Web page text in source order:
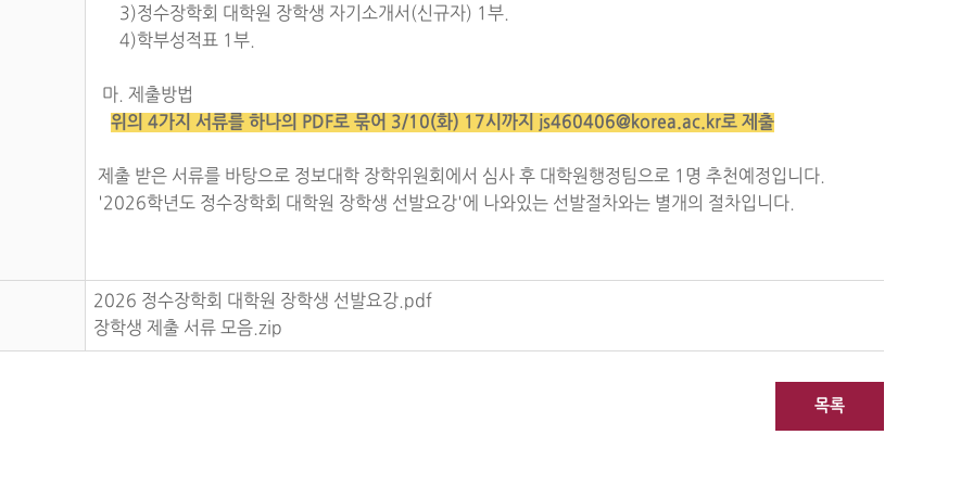
3)정수장학회 대학원 장학생 자기소개서(신규자) 1부.
4)학부성적표 1부.
마. 제출방법
위의 4가지 서류를 하나의 PDF로 묶어 3/10(화) 17시까지 js460406@korea.ac.kr로 제출
제출 받은 서류를 바탕으로 정보대학 장학위원회에서 심사 후 대학원행정팀으로 1명 추천예정입니다.
'2026학년도 정수장학회 대학원 장학생 선발요강'에 나와있는 선발절차와는 별개의 절차입니다.
2026 정수장학회 대학원 장학생 선발요강.pdf
장학생 제출 서류 모음.zip
목록